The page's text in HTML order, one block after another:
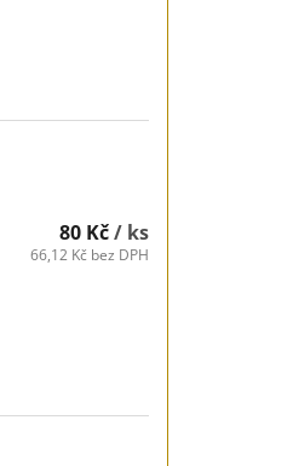
80 Kč/ ks
66,12 Kč bez DPH